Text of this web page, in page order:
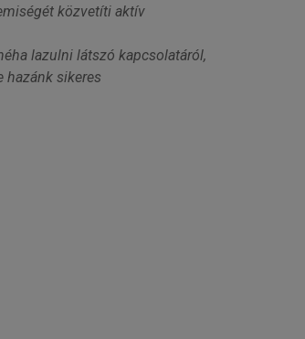
közvetíti aktív
lazulni látszó kapcsolatáról,
hazánk sikeres